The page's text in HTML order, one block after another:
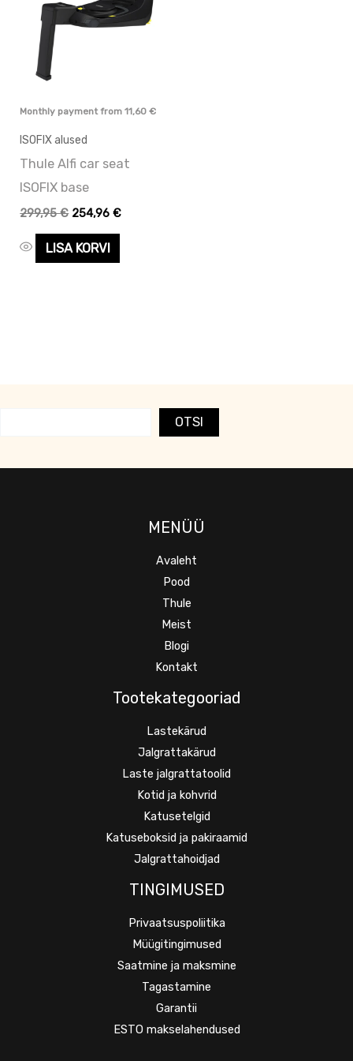
Monthly payment from11,60€
ISOFIX alused
Thule Alfi car seat
ISOFIX base
299,95€ 254,96€
LISA KORVI
OTSI
MENÜÜ
Avaleht
Pood
Thule
Meist
Blogi
Kontakt
Tootekategooriad
Lastekärud
Jalgrattakärud
Laste jalgrattatoolid
Kotid ja kohvrid
Katusetelgid
Katuseboksid ja pakiraamid
Jalgrattahoidjad
TINGIMUSED
Privaatsuspoliitika
Müügitingimused
Saatmine ja maksmine
Tagastamine
Garantii
ESTO makselahendused